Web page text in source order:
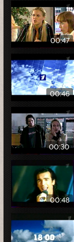
00:47
00:46
00:30
00:48